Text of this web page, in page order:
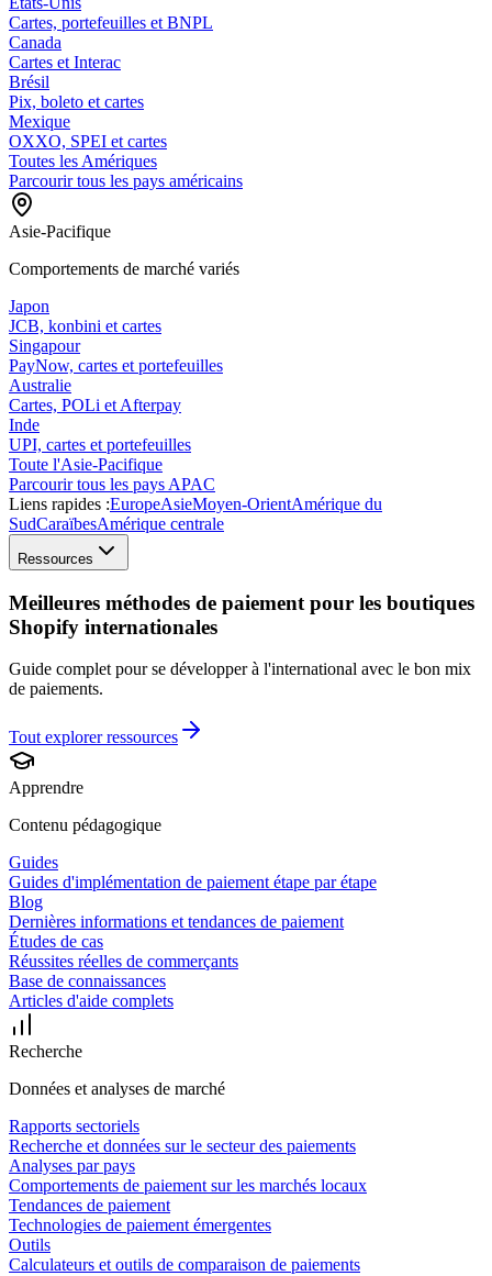
Cartes, portefeuilles et BNPL
Canada
Cartes et Interac
Brésil
Pix, boleto et cartes
Mexique
OXXO, SPEI et cartes
Toutes les Amériques
Parcourir tous les pays américains
Asie-Pacifique
Comportements de marché variés
Japon
JCB, konbini et cartes
Singapour
PayNow, cartes et portefeuilles
Australie
Cartes, POLi et Afterpay
Inde
UPI, cartes et portefeuilles
Toute l'Asie-Pacifique
Parcourir tous les pays APAC
Liens rapides :EuropeAsieMoyen-OrientAmérique du
SudCaraïbesAmérique centrale
Ressources
Meilleures méthodes de paiement pour les boutiques
Shopify internationales
Guide complet pour se développer à l'international avec le bon mix
de paiements.
Tout explorer ressources
Apprendre
Contenu pédagogique
Guides
Guides d'implémentation de paiement étape par étape
Blog
Dernières informations et tendances de paiement
Études de cas
Réussites réelles de commerçants
Base de connaissances
Articles d'aide complets
Recherche
Données et analyses de marché
Rapports sectoriels
Recherche et données sur le secteur des paiements
Analyses par pays
Comportements de paiement sur les marchés locaux
Tendances de paiement
Technologies de paiement émergentes
Outils
Calculateurs et outils de comparaison de paiements